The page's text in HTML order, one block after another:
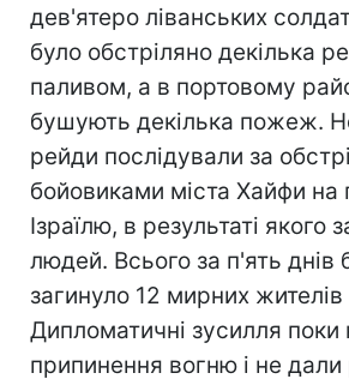
дев'ятеро ліванських
було обстріляно декілька
паливом, а в портовому
бушують декілька пожеж.
рейди послідували за
бойовиками міста Хайфи на
Ізраїлю, в результаті якого
людей. Всього за п'ять днів
загинуло 12 мирних жителів
Дипломатичні зусилля
припинення вогню і не дали